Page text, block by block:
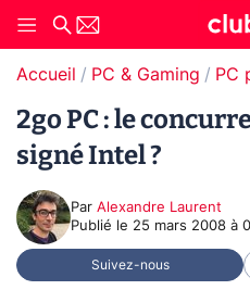
Accueil PC & Gaming PC
2go PC : le
signé Intel ?
Par Alexandre Laurent
Publié le 25 mars 2008 à
Suivez-nous